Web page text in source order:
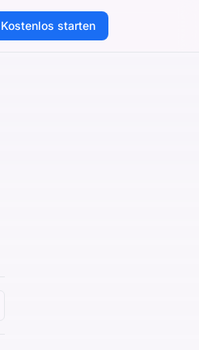
Kostenlos starten